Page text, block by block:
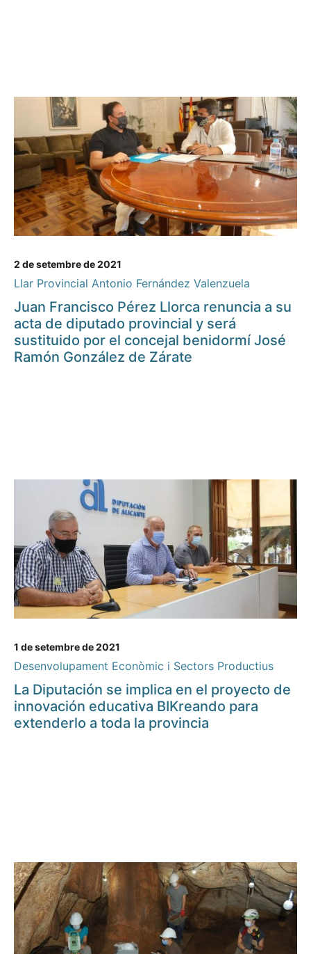
2 de setembre de 2021
Llar Provincial Antonio Fernández Valenzuela
Juan Francisco Pérez Llorca renuncia a su
acta de diputado provincial y será
sustituido por el concejal benidormí José
Ramón González de Zárate
1 de setembre de 2021
Desenvolupament Econòmic i Sectors Productius
La Diputación se implica en el proyecto de
innovación educativa BIKreando para
extenderlo a toda la provincia